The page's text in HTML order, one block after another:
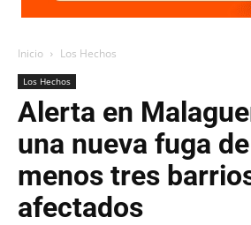
Inicio Los Hechos
Los Hechos
Alerta en
una nueva fuga
menos tres
afectados